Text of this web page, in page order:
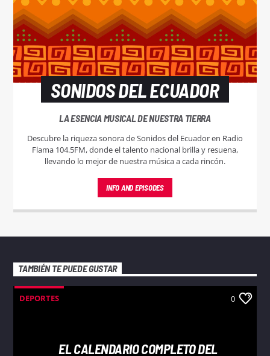
SONIDOS DEL ECUADOR
LA ESENCIA MUSICAL DE NUESTRA TIERRA
Descubre la riqueza sonora de Sonidos del Ecuador en Radio
Flama 104.5FM, donde el talento nacional brilla y resuena,
llevando lo mejor de nuestra música a cada rincón.
INFO AND EPISODES
TAMBIÉN TE PUEDE GUSTAR
DEPORTES 0
EL CALENDARIO COMPLETO DEL